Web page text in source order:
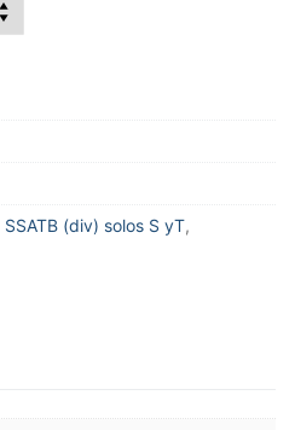
SSATB (div) solos S yT,